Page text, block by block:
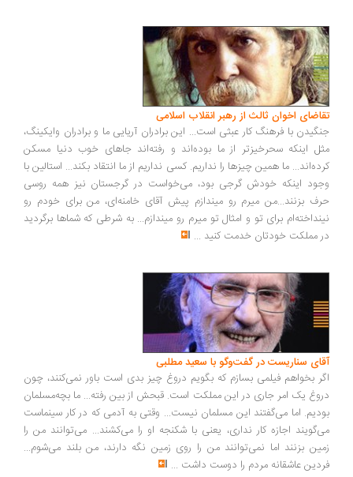
اخوان ثالث از رهبر انقلاب اسلامی
با فرهنگ کار عبثی است... این برادران آریایی ما و برادران وایکینگ،
اینکه سحرخیزتر از ما بوده‌اند و رفته‌اند جاهای خوب دنیا مسکن
ما همین چیزها را نداریم. کسی نداریم از ما انتقاد بکند... استالین با
اینکه خودش گرجی بود، می‌خواست در گرجستان نیز همه روسی
بزنند...من میرم رو میندازم پیش آقای خامنه‌ای، من برای خودم رو
برای تو و امثال تو میرم رو میندازم... به شرطی که شماها برگردید
مملکت خودتان خدمت کنید...
سناریست در گفت‌وگو با سعید مطلبی
بخواهم فیلمی بسازم که بگویم دروغ چیز بدی است باور نمی‌کنند، چون
یک امر جاری در این مملکت است. قبحش از بین رفته... ما بچه‌مسلمان
اما می‌گفتند این مسلمان نیست... وقتی به آدمی که در کار سینماست
اجازه کار نداری، یعنی با شکنجه او را می‌کشند... می‌توانند من را
بزنند اما نمی‌توانند من را روی زمین نگه دارند، من بلند می‌شوم...
عاشقانه مردم را دوست داشت ...